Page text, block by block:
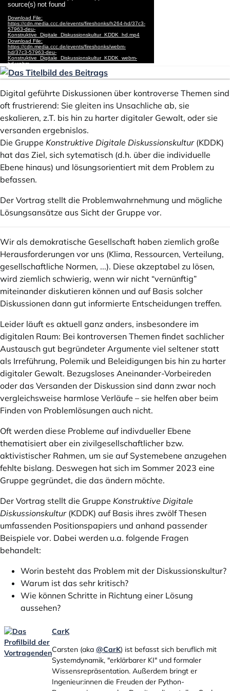
Digital geführte Diskussionen über kontroverse Themen sind
oft frustrierend: Sie gleiten ins Unsachliche ab, sie
eskalieren, z.T. bis hin zu harter digitaler Gewalt, oder sie
versanden ergebnislos.
Die Gruppe Konstruktive Digitale Diskussionskultur(KDDK)
hat das Ziel, sich sytematisch (d.h. über die individuelle
Ebene hinaus) und lösungsorientiert mit dem Problem zu
befassen.
Der Vortrag stellt die Problemwahrnehmung und mögliche
Lösungsansätze aus Sicht der Gruppe vor.
Wir als demokratische Gesellschaft haben ziemlich große
Herausforderungen vor uns (Klima, Ressourcen, Verteilung,
gesellschaftliche Normen, ...). Diese akzeptabel zu lösen,
wird ziemlich schwierig, wenn wir nicht “vernünftig”
miteinander diskutieren können und auf Basis solcher
Diskussionen dann gut informierte Entscheidungen treffen.
Leider läuft es aktuell ganz anders, insbesondere im
digitalen Raum: Bei kontroversen Themen findet sachlicher
Austausch gut begründeter Argumente viel seltener statt
als Irreführung, Polemik und Beleidigungen bis hin zu harter
digitaler Gewalt. Bezugsloses Aneinander-Vorbeireden
oder das Versanden der Diskussion sind dann zwar noch
vergleichsweise harmlose Verläufe – sie helfen aber beim
Finden von Problemlösungen auch nicht.
Oft werden diese Probleme auf indivdueller Ebene
thematisiert aber ein zivilgesellschaftlicher bzw.
aktivistischer Rahmen, um sie auf Systemebene anzugehen
fehlte bislang. Deswegen hat sich im Sommer 2023 eine
Gruppe gegründet, die das ändern möchte.
Der Vortrag stellt die Gruppe Konstruktive Digitale
Diskussionskultur(KDDK) auf Basis ihres zwölf Thesen
umfassenden Positionspapiers und anhand passender
Beispiele vor. Dabei werden u.a. folgende Fragen
behandelt:
Worin besteht das Problem mit der Diskussionskultur?
Warum ist das sehr kritisch?
Wie können Schritte in Richtung einer Lösung
aussehen?
CarK
Carsten (aka @CarK) ist befasst sich beruflich mit
Systemdynamik, "erklärbarer KI" und formaler
Wissensrepräsentation. Außerdem bringt er
Ingenieur:innen die Freuden der Python-